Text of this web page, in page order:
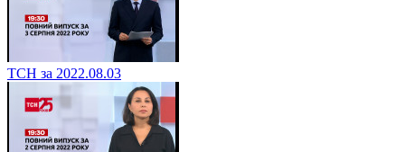
ТСН за 2022.08.03